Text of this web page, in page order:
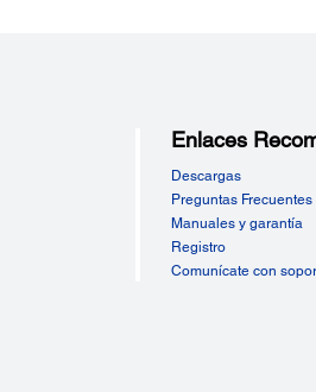
Enlaces
Descargas
Preguntas Frecuentes
Manuales y garantía
Registro
Comunícate con